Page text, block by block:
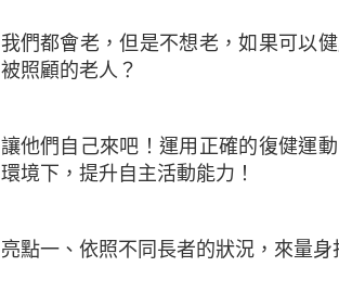
我們都會老，但是不想老，如果可以
被照顧的老人？
讓他們自己來吧！運用正確的復健運
環境下，提升自主活動能力！
亮點一、依照不同長者的狀況，來量身